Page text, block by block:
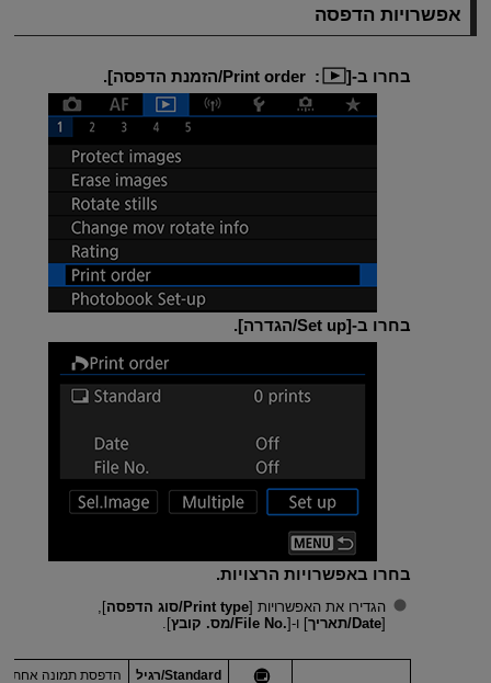
אפשרויות הדפסה
בחרו ב-[ : Print order/הזמנת הדפסה ].
בחרו ב-[Set up/הגדרה ].
בחרו באפשרויות הרצויות.
הגדירו את האפשרויות [Print type/סוג הדפסה
],
[Date/תאריך ] ו-[File No.
/מס. קובץ].
Standard/רגיל הדפסת תמונה אחת על